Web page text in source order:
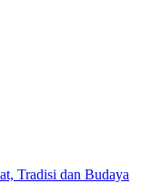
Tradisi dan Budaya